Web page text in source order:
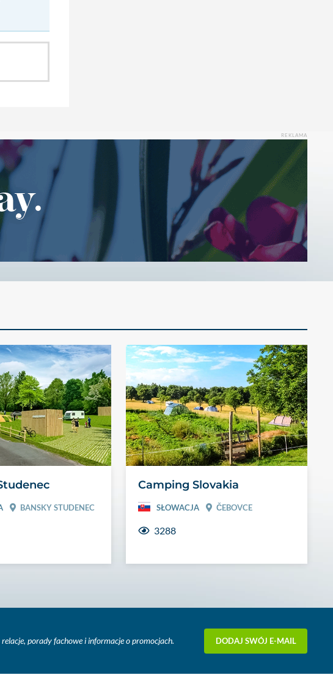
REKLAMA
BANSKY STUDENEC
Camping Slovakia
SŁOWACJA ČEBOVCE
3288
porady fachowe i informacje o promocjach. DODAJ SWÓJ E-MAIL